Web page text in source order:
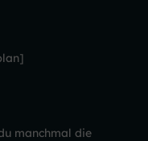
manchmal die